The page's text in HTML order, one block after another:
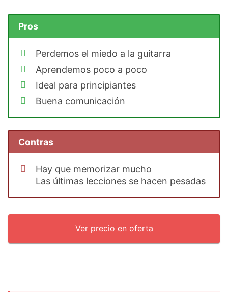
Pros
Perdemos el miedo a la guitarra
Aprendemos poco a poco
Ideal para principiantes
Buena comunicación
Contras
Hay que memorizar mucho
Las últimas lecciones se hacen pesadas
Ver precio en oferta